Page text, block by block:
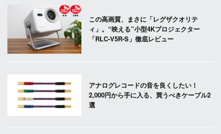
この高画質、まさに「レグザクオリテ
ィ」。“映える”小型4Kプロジェクター
「RLC-V5R-S」徹底レビュー
アナログレコードの音を良くしたい！
2,000円から手に入る、買うべきケーブル2
選